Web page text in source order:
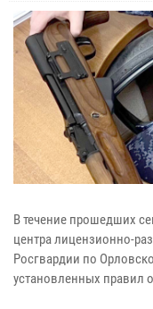
В течение прошедших
центра лицензионно-
Росгвардии по
установленных правил